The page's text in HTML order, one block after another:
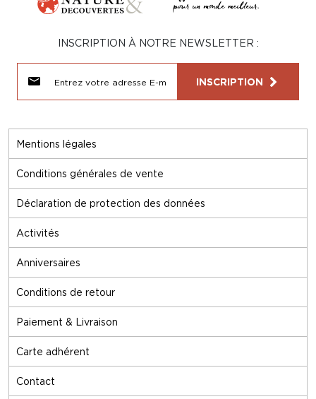
Mentions légales
Conditions générales de vente
Déclaration de protection des données
Activités
Anniversaires
Conditions de retour
Paiement & Livraison
Carte adhérent
Contact
INSCRIPTION À NOTRE NEWSLETTER :
INSCRIPTION